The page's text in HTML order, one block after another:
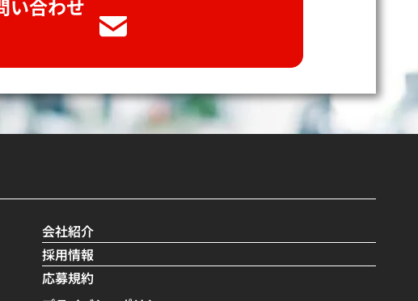
い合わせ
会社紹介
採用情報
応募規約